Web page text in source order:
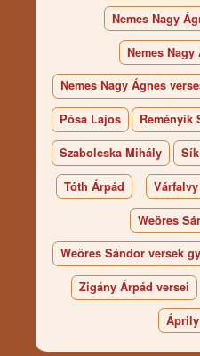
Nemes Nagy
Nemes
Nemes Nagy Ágnes
Pósa Lajos Reményik
Szabolcska Mihály
Tóth Árpád
Weöres
Weöres Sándor versek
Zigány Árpád versei